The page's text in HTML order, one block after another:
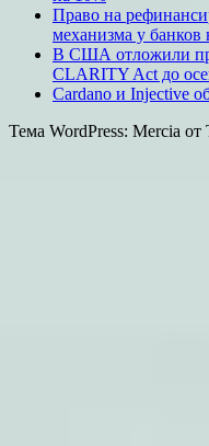
Право на
механизма у банков
В США отложили
CLARITY Act до
Cardano и Injective
Тема WordPress: Mercia от